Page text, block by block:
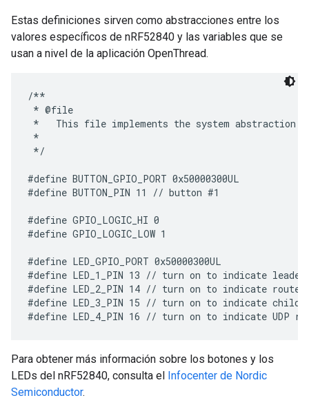
Estas definiciones sirven como abstracciones entre los
valores específicos de nRF52840 y las variables que se
usan a nivel de la aplicación OpenThread.
/**
* @file
*   This file implements the system abstraction for
*
*/
#define BUTTON_GPIO_PORT 0x50000300UL
#define BUTTON_PIN 11 // button #1
#define GPIO_LOGIC_HI 0
#define GPIO_LOGIC_LOW 1
#define LED_GPIO_PORT 0x50000300UL
#define LED_1_PIN 13 // turn on to indicate
#define LED_2_PIN 14 // turn on to indicate
#define LED_3_PIN 15 // turn on to indicate child
Para obtener más información sobre los botones y los
LEDs del nRF52840, consulta el Infocenter de Nordic
Semiconductor.